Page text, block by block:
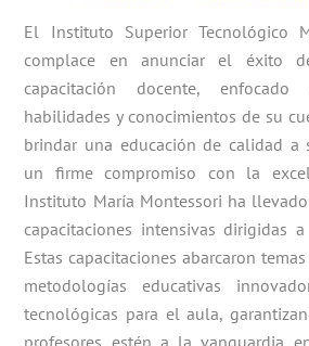
El Instituto Superior Tecnológico
complace en anunciar el éxito
capacitación docente,
habilidades y conocimientos de su
brindar una educación de calidad a
un firme compromiso con la
Instituto María Montessori ha
capacitaciones intensivas dirigidas
Estas capacitaciones abarcaron
metodologías educativas
tecnológicas para el aula,
profesores estén a la vanguardia